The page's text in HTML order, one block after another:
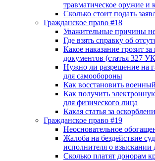
травматическое оружие и
Сколько стоит подать
Гражданское право #18
Уважительные причины
Где взять справку об
Какое наказание грозит
документов (статья 327
Нужно ли разрешение на
для самообороны
Как восстановить
Как получить
для физического лица
Какая статья за
Гражданское право #19
Неосновательное
Жалоба на бездействие
исполнителя о взыскании
Сколько платят донорам